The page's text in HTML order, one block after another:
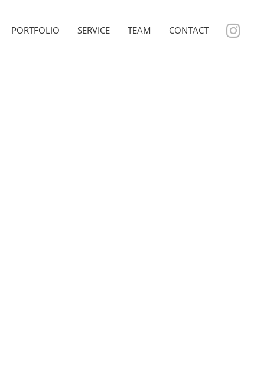
PORTFOLIO SERVICE TEAM CONTACT